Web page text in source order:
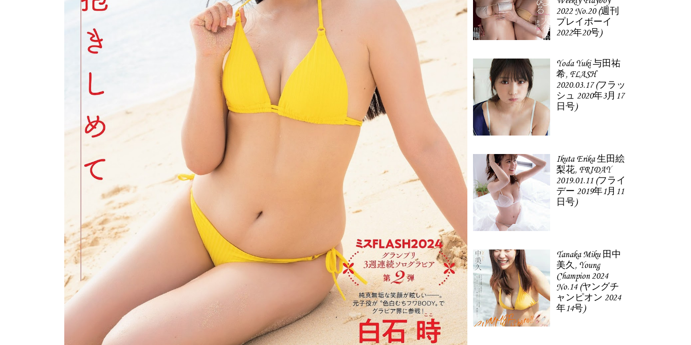
2022 No.20 (週刊
プレイボーイ
2022年20号)
Yoda Yuki 与田祐
希, FLASH
2020.03.17 (フラッ
シュ 2020年3月17
日号)
Ikuta Erika 生田絵
梨花, FRIDAY
2019.01.11 (フライ
デー 2019年1月11
日号)
Tanaka Miku 田中
美久, Young
Champion 2024
No.14 (ヤングチ
ャンピオン 2024
年14号)